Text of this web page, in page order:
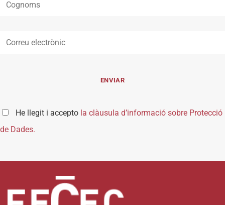
He llegit i accepto la clàusula d’informació sobre Protecció
de Dades.